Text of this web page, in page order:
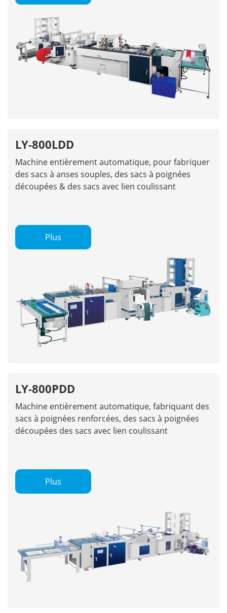
LY-800LDD
Machine entièrement automatique, pour fabriquer
des sacs à anses souples, des sacs à poignées
découpées & des sacs avec lien coulissant
Plus
LY-800PDD
Machine entièrement automatique, fabriquant des
sacs à poignées renforcées, des sacs à poignées
découpées des sacs avec lien coulissant
Plus